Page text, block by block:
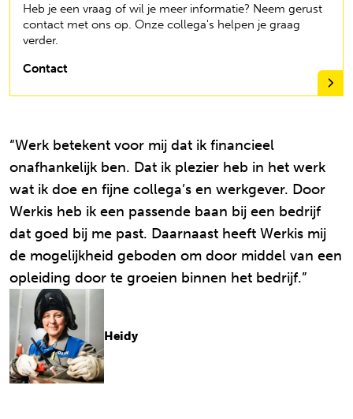
Heb je een vraag of wil je meer informatie? Neem gerust
contact met ons op. Onze collega's helpen je graag
verder.
Contact
Heidy
“Werk betekent voor mij dat ik financieel
onafhankelijk ben. Dat ik plezier heb in het werk
wat ik doe en fijne collega’s en werkgever. Door
Werkis heb ik een passende baan bij een bedrijf
dat goed bij me past. Daarnaast heeft Werkis mij
de mogelijkheid geboden om door middel van een
opleiding door te groeien binnen het bedrijf.”